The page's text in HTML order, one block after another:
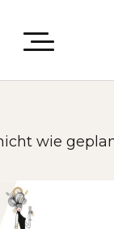
geplant